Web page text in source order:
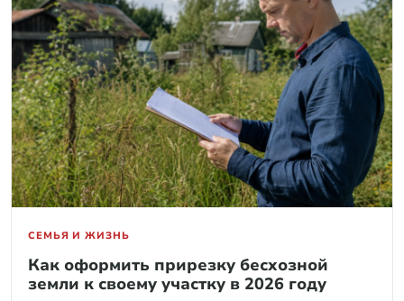
СЕМЬЯ И ЖИЗНЬ
Как оформить прирезку бесхозной
земли к своему участку в 2026 году